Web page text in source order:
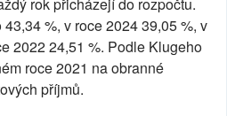
%, v roce 2024 39,05 %, v
2022 24,51 %. Podle Klugeho
roce 2021 na obranné
příjmů.